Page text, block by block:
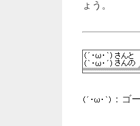
ょう。
：ゴ